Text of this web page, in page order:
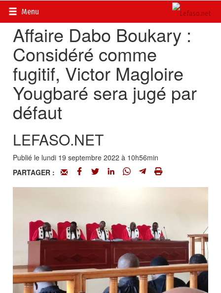
Menu
Accueil> PROCÈS DABO BOUKARY
Affaire Dabo Boukary :
Considéré comme
fugitif, Victor Magloire
Yougbaré sera jugé par
défaut
LEFASO.NET
Publié le lundi 19 septembre 2022 à 10h56min
PARTAGER :